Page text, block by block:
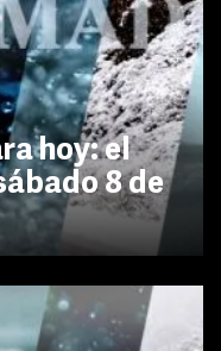
hoy: el
8 de